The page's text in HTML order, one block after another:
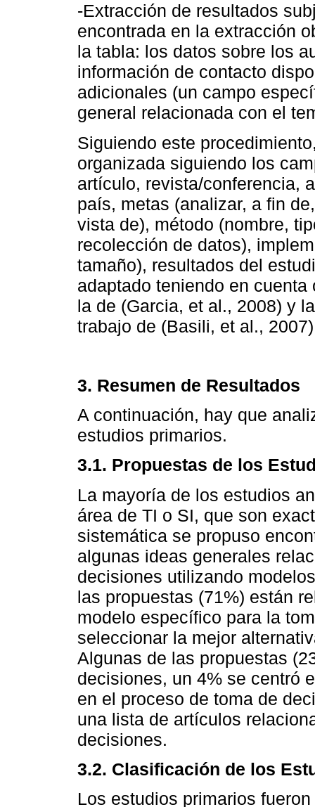
-Extracción de resultados
encontrada en la extracción
la tabla: los datos sobre los
información de contacto
adicionales (un campo
general relacionada con el
Siguiendo este
organizada siguiendo los
artículo, revista/conferencia,
país, metas (analizar, a fin
vista de), método (nombre,
recolección de datos),
tamaño), resultados del
adaptado teniendo en
la de (Garcia, et al., 2008) y
trabajo de (Basili, et al.,
3. Resumen de Resultados
A continuación, hay que
estudios primarios.
3.1. Propuestas de los
La mayoría de los estudios
área de TI o SI, que son
sistemática se propuso
algunas ideas generales
decisiones utilizando
las propuestas (71%) están
modelo específico para la
seleccionar la mejor
Algunas de las propuestas
decisiones, un 4% se centró
en el proceso de toma de
una lista de artículos
decisiones.
3.2. Clasificación de los
Los estudios primarios